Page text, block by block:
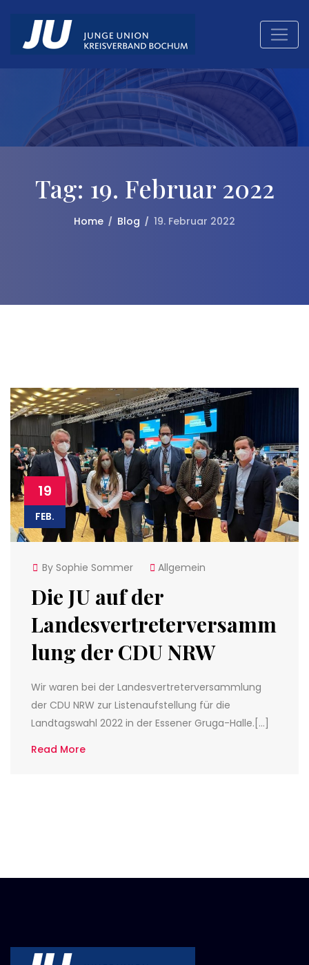
content
Tag: 19. Februar 2022
Home Blog 19. Februar 2022
19
FEB.
By Sophie Sommer Allgemein
Die JU auf der
Landesvertreterversamm
lung der CDU NRW
Wir waren bei der Landesvertreterversammlung
der CDU NRW zur Listenaufstellung für die
Landtagswahl 2022 in der Essener Gruga-Halle.[…]
Read More